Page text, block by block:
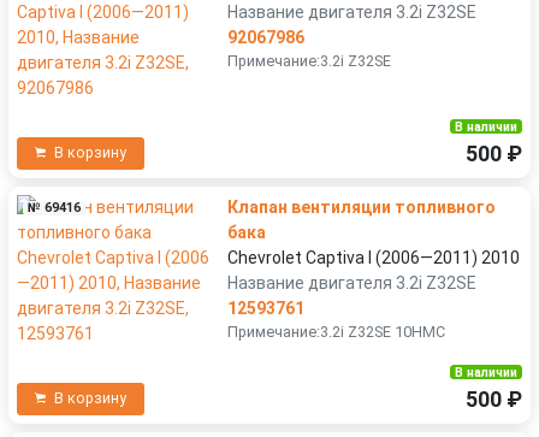
Название двигателя 3.2i Z32SE
92067986
Примечание:3.2i Z32SE
В корзину
В наличии
500 ₽
№ 69416
Клапан вентиляции топливного
бака
Chevrolet Captiva I (2006—2011) 2010
Название двигателя 3.2i Z32SE
12593761
Примечание:3.2i Z32SE 10HMC
В корзину
В наличии
500 ₽